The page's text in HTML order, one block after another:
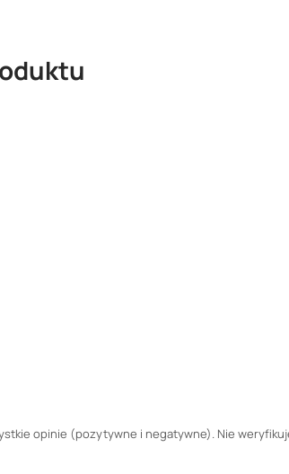
opinie (pozytywne i negatywne). Nie